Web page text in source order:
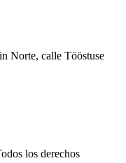
Norte, calle Tööstuse
los derechos